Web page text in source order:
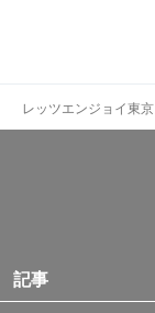
レッツエンジョイ東京
記事